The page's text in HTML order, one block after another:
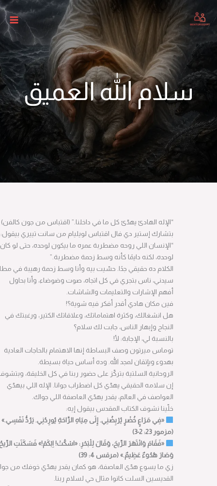
الله العميق
“الإله الهادئ يهدّئ كل ما في داخلنا.” (اقتباس من جون كالفن)
بتشارك إستير دي فال اقتباس لويليام من سانت تييري بيقول:
“الإنسان اللي روحه مضطربة عمره ما بيكون لوحده، حتى لو كان
لوحده، لكنه دايمًا كأنه وسط زحمة مضطربة.”
الكلام ده حقيقي جدًا. حسّيت بيه وأنا وسط زحمة رهيبة في مطار
سيدني، ناس بتجري في كل اتجاه، صوت وضوضاء، وأنا بحاول
أفهم الإشارات والتعليمات والشاشات.
فين مكان هادي أقدر أفكر فيه شوية؟!
هل انشغالك، وكثرة اهتماماتك، وعلاقاتك الكتير، ورغبتك في
النجاح وإبهار الناس، جابت لك سلام؟
بالنسبة لي، الإجابة: لأ!
توماس ميرتون وصف البساطة إنها الاهتمام بالحاجات العادية
بهدوء وبإتقان لمجد الله. وده أساس حياة بسيطة.
الروحانية السلتية بتركّز على حضور ربنا في كل الخليقة، وبتشوف
إن سلامه الحقيقي يهدّي كل اضطراب جوانا. الإله اللي بيهدّي
العواصف في العالم، يقدر يهدّي العاصفة اللي جواك.
خلّينا نشوف الكتاب المقدس بيقول إيه:
«فِي مَرَاعٍ خُضْرٍ يُرْبِضُنِي. إِلَى مِيَاهِ الرَّاحَةِ يُورِدُنِي. يَرُدُّ نَفْسِي.»
«فَقَامَ وَانْتَهَرَ الرِّيحَ، وَقَالَ لِلْبَحْرِ: «اسْكُتْ! اِبْكَمْ!» فَسَكَنَتِ الرِّيحُ
وَصَارَ هُدُوءٌ عَظِيمٌ.» (مرقس 4: 39)
زي ما يسوع هدّى العاصفة، هو كمان يقدر يهدّي خوفك من جوا.
القديسين السلت كانوا مثال حي لسلام ربنا.